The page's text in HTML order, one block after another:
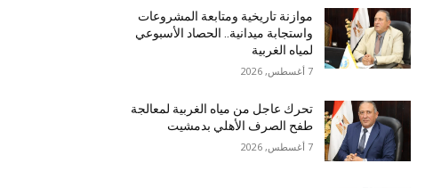
موازنة تاريخية ومتابعة المشروعات
واستجابة ميدانية.. الحصاد الأسبوعي
لمياه الغربية
7 أغسطس, 2026
تحرك عاجل من مياه الغربية لمعالجة
طفح الصرف الأهلي بدمشيت
7 أغسطس, 2026